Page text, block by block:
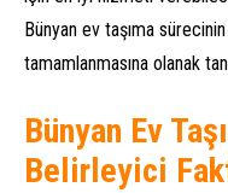
Bünyan ev taşıma
tamamlanmasına olanak
Bünyan Ev
Belirleyici